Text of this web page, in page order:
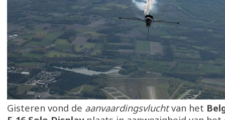
Gisteren vond de aanvaardingsvluchtvan het